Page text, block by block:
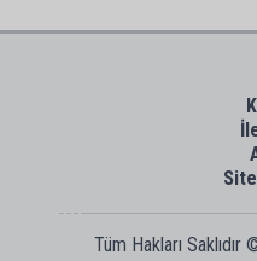
Tüm Hakları Saklıdır